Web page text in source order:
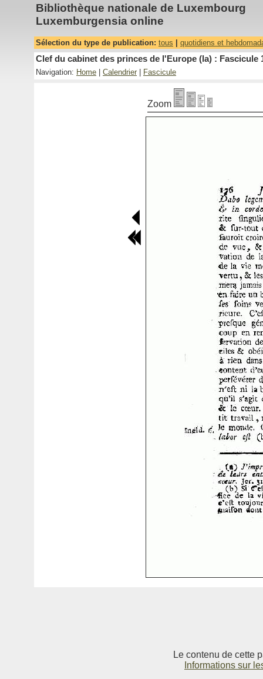
Bibliothèque nationale de Luxembourg
Luxemburgensia online
Sélection du type de publication: tous quotidiens et
Clef du cabinet des princes de l'Europe (la) : Fascicule
Navigation: Home Calendrier Fascicule
Zoom
Le contenu de cette
Informations sur